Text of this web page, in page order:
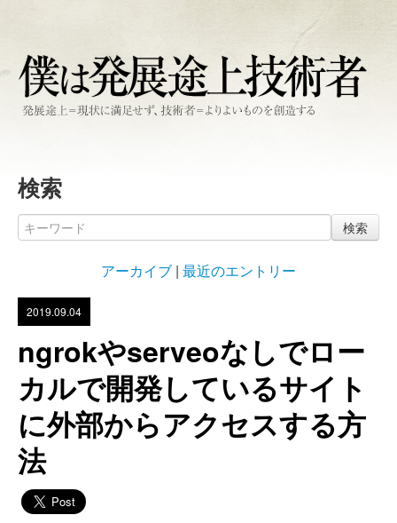
検索
検索
アーカイブ | 最近のエントリー
2019.09.04
ngrokやserveoなしでロー
カルで開発しているサイト
に外部からアクセスする方
法